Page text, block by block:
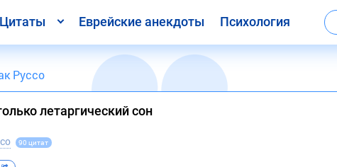
Цитаты Еврейские анекдоты Психология
Руссо
летаргический сон
90 цитат